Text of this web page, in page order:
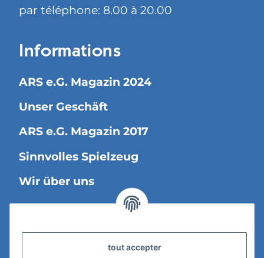
par téléphone: 8.00 à 20.00
Informations
ARS e.G. Magazin 2024
Unser Geschäft
ARS e.G. Magazin 2017
Sinnvolles Spielzeug
Wir über uns
Versandinformationen
tout accepter